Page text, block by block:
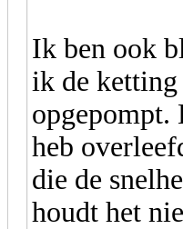
Ik ben ook
ik de ketting
opgepompt.
heb
die de
houdt het